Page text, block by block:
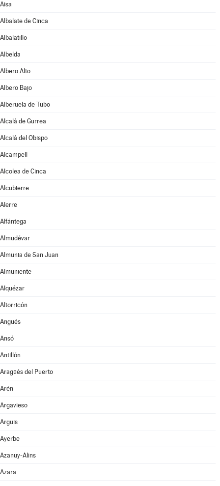
Aisa
Albalate de Cinca
Albalatillo
Albelda
Albero Alto
Albero Bajo
Alberuela de Tubo
Alcalá de Gurrea
Alcalá del Obispo
Alcampell
Alcolea de Cinca
Alcubierre
Alerre
Alfántega
Almudévar
Almunia de San Juan
Almuniente
Alquézar
Altorricón
Angüés
Ansó
Antillón
Aragüés del Puerto
Arén
Argavieso
Arguis
Ayerbe
Azanuy-Alins
Azara